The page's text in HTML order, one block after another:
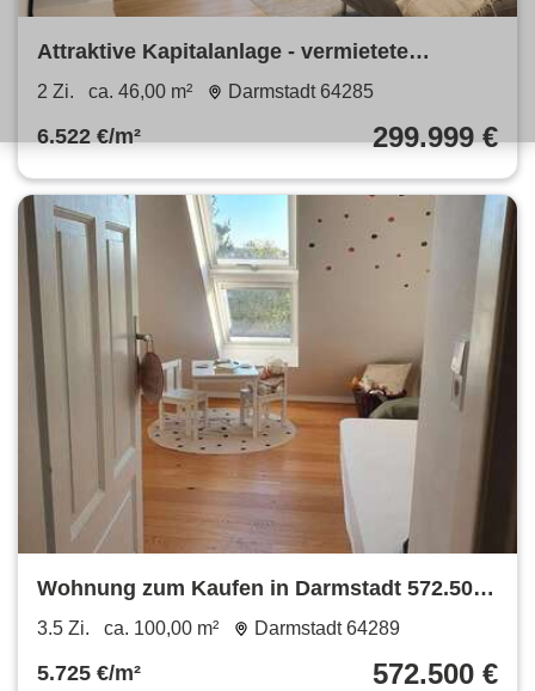
Attraktive Kapitalanlage - vermietete
Gartenwohnung in 1A Lage
2 Zi. ca. 46,00 m² Darmstadt 64285
6.522 €/m² 299.999 €
Wohnung zum Kaufen in Darmstadt 572.500
€ 100 m²
3.5 Zi. ca. 100,00 m² Darmstadt 64289
5.725 €/m² 572.500 €